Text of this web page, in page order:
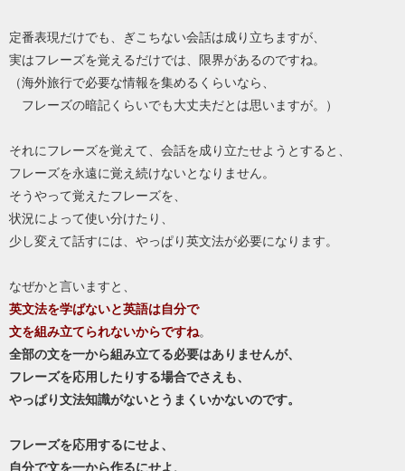
定番表現だけでも、ぎこちない会話は成り立ちますが、
実はフレーズを覚えるだけでは、限界があるのですね。
（海外旅行で必要な情報を集めるくらいなら、
フレーズの暗記くらいでも大丈夫だとは思いますが。）
それにフレーズを覚えて、会話を成り立たせようとすると、
フレーズを永遠に覚え続けないとなりません。
そうやって覚えたフレーズを、
状況によって使い分けたり、
少し変えて話すには、やっぱり英文法が必要になります。
なぜかと言いますと、
英文法を学ばないと英語は自分で
文を組み立てられないからですね。
全部の文を一から組み立てる必要はありませんが、
フレーズを応用したりする場合でさえも、
やっぱり文法知識がないとうまくいかないのです。
フレーズを応用するにせよ、
自分で文を一から作るにせよ、